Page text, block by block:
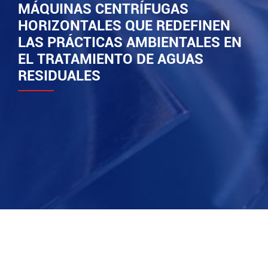
MÁQUINAS CENTRÍFUGAS
HORIZONTALES QUE REDEFINEN
LAS PRÁCTICAS AMBIENTALES EN
EL TRATAMIENTO DE AGUAS
RESIDUALES